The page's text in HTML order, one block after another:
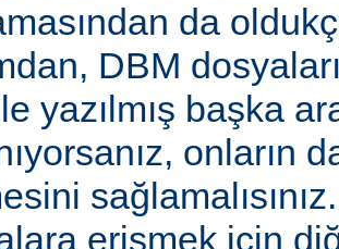
da
DBM
yazılmış başka
onların
erişmek için